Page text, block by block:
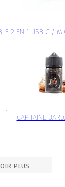
2 EN 1 USB C /
CAPITAINE
PLUS